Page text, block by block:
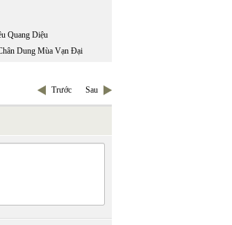
Quang Diệu
Dung Mùa Vạn Đại
Trước Sau